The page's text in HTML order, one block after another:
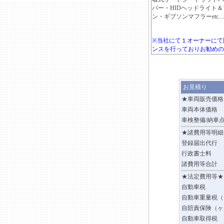
バー・HIDヘッドライト
ン・ギブソンマフラー
※当社にて１オーナーに
ンスを行っておりお勧め
お見積り
★車両販売価
車両本体価格
車検整備/納車
★諸費用等明
登録届出代行
行政書士料
諸費用等合計
★法定費用等★
自動車税
自動車重量税
自賠責保険（
自動車取得税